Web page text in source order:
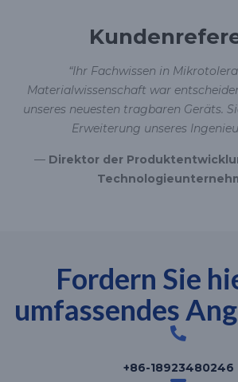
“Ihr Fachwissen in
Materialwissenschaft war
unseres neuesten tragbaren Geräts.
Erweiterung unseres
— Direktor der
Fordern Sie
umfassendes
+86-18923480246